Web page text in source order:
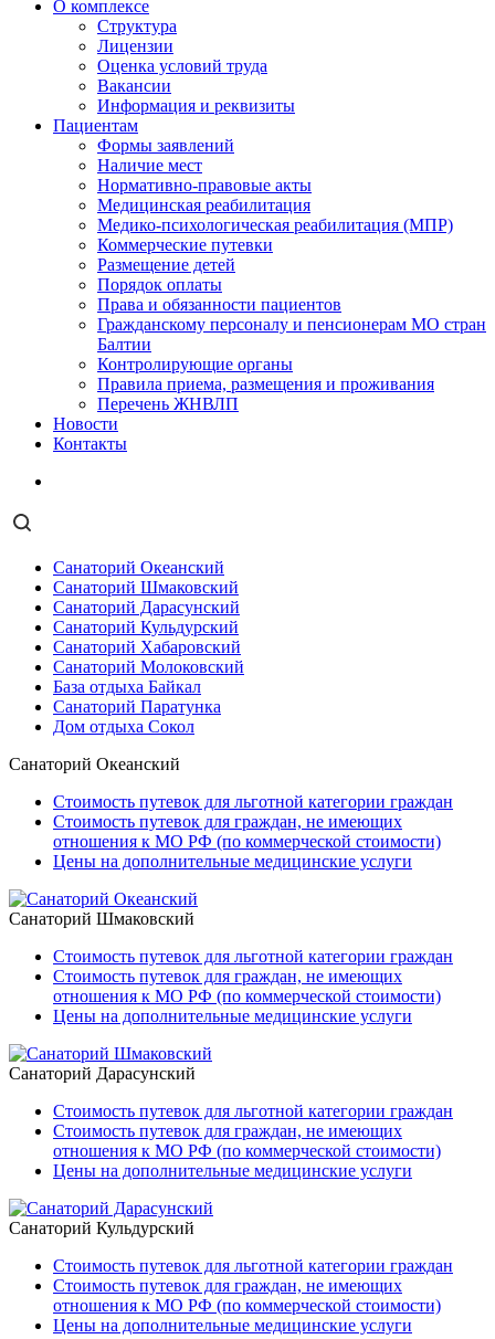
О комплексе
Структура
Лицензии
Оценка условий труда
Вакансии
Информация и реквизиты
Пациентам
Формы заявлений
Наличие мест
Нормативно-правовые акты
Медицинская реабилитация
Медико-психологическая реабилитация (МПР)
Коммерческие путевки
Размещение детей
Порядок оплаты
Права и обязанности пациентов
Гражданскому персоналу и пенсионерам МО стран
Балтии
Контролирующие органы
Правила приема, размещения и проживания
Перечень ЖНВЛП
Новости
Контакты
Санаторий Океанский
Санаторий Шмаковский
Санаторий Дарасунский
Санаторий Кульдурский
Санаторий Хабаровский
Санаторий Молоковский
База отдыха Байкал
Санаторий Паратунка
Дом отдыха Сокол
Санаторий Океанский
Стоимость путевок для льготной категории граждан
Стоимость путевок для граждан, не имеющих
отношения к МО РФ (по коммерческой стоимости)
Цены на дополнительные медицинские услуги
Санаторий Шмаковский
Стоимость путевок для льготной категории граждан
Стоимость путевок для граждан, не имеющих
отношения к МО РФ (по коммерческой стоимости)
Цены на дополнительные медицинские услуги
Санаторий Дарасунский
Стоимость путевок для льготной категории граждан
Стоимость путевок для граждан, не имеющих
отношения к МО РФ (по коммерческой стоимости)
Цены на дополнительные медицинские услуги
Санаторий Кульдурский
Стоимость путевок для льготной категории граждан
Стоимость путевок для граждан, не имеющих
отношения к МО РФ (по коммерческой стоимости)
Цены на дополнительные медицинские услуги